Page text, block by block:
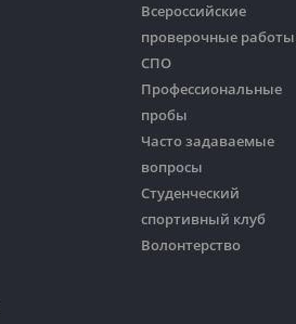
Всероссийские
проверочные работы
СПО
Профессиональные
пробы
Часто задаваемые
вопросы
Студенческий
спортивный клуб
Волонтерство